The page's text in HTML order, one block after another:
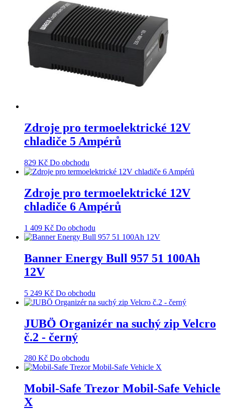
Zdroje pro termoelektrické 12V
chladiče 5 Ampérů
829 Kč Do obchodu
Zdroje pro termoelektrické 12V
chladiče 6 Ampérů
1 409 Kč Do obchodu
Banner Energy Bull 957 51 100Ah
12V
5 249 Kč Do obchodu
JUBÖ Organizér na suchý zip Velcro
č.2 - černý
280 Kč Do obchodu
Mobil-Safe Trezor Mobil-Safe Vehicle
X